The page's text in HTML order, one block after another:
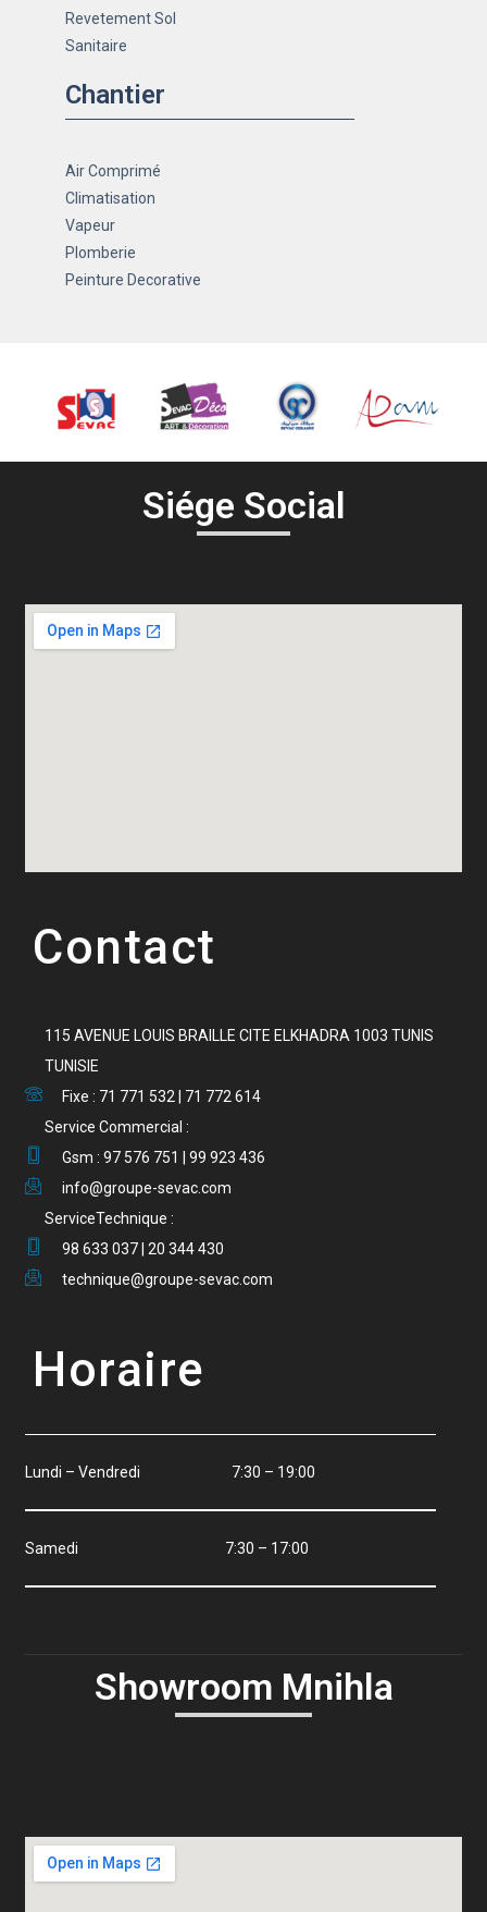
Revetement Sol
Sanitaire
Chantier
Air Comprimé
Climatisation
Vapeur
Plomberie
Peinture Decorative
Siége Social
Contact
115 AVENUE LOUIS BRAILLE CITE ELKHADRA 1003 TUNIS
TUNISIE
Fixe : 71 771 532 | 71 772 614
Service Commercial :
Gsm : 97 576 751 | 99 923 436
info@groupe-sevac.com
ServiceTechnique :
98 633 037 | 20 344 430
technique@groupe-sevac.com
Horaire
Lundi – Vendredi 7:30 – 19:00
Samedi 7:30 – 17:00
Showroom Mnihla